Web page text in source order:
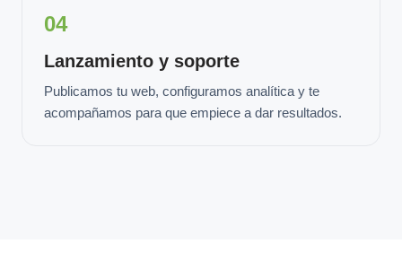
04
Lanzamiento y soporte
Publicamos tu web, configuramos analítica y te
acompañamos para que empiece a dar resultados.